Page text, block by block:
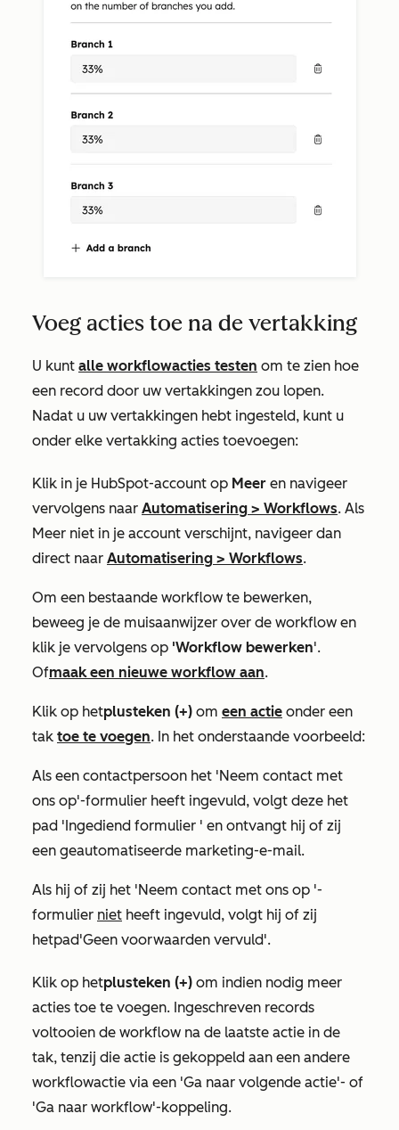
Voeg acties toe na de vertakking
U kunt alle workflowacties testen om te zien hoe
een record door uw vertakkingen zou lopen.
Nadat u uw vertakkingen hebt ingesteld, kunt u
onder elke vertakking acties toevoegen:
Klik in je HubSpot-account op Meer en navigeer
vervolgens naar Automatisering > Workflows. Als
Meer niet in je account verschijnt, navigeer dan
direct naar Automatisering > Workflows.
Om een bestaande workflow te bewerken,
beweeg je de muisaanwijzer over de workflow en
klik je vervolgens op 'Workflow bewerken'.
Ofmaak een nieuwe workflow aan.
Klik op hetplusteken (+) om een actie onder een
tak toe te voegen. In het onderstaande voorbeeld:
Als een contactpersoon het 'Neem contact met
ons op'-formulier heeft ingevuld, volgt deze het
pad 'Ingediend formulier ' en ontvangt hij of zij
een geautomatiseerde marketing-e-mail.
Als hij of zij het 'Neem contact met ons op '-
formulier niet heeft ingevuld, volgt hij of zij
hetpad'Geen voorwaarden vervuld'.
Klik op hetplusteken (+) om indien nodig meer
acties toe te voegen. Ingeschreven records
voltooien de workflow na de laatste actie in de
tak, tenzij die actie is gekoppeld aan een andere
workflowactie via een 'Ga naar volgende actie'- of
'Ga naar workflow'-koppeling.